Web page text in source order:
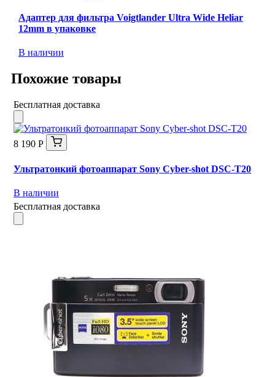
Адаптер для фильтра Voigtlander Ultra Wide Heliar
12mm в упаковке
В наличии
Похожие товары
Бесплатная доставка
8 190 Р
Ультратонкий фотоаппарат Sony Cyber-shot DSC-T20
В наличии
Бесплатная доставка